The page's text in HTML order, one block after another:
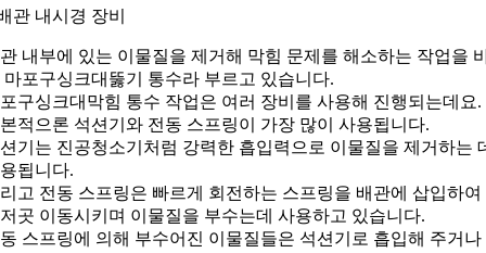
관 내시경 장비
내부에 있는 이물질을 제거해 막힘 문제를 해소하는 작업을
마포구싱크대뚫기 통수라 부르고 있습니다.
구싱크대막힘 통수 작업은 여러 장비를 사용해 진행되는데요.
적으론 석션기와 전동 스프링이 가장 많이 사용됩니다.
기는 진공청소기처럼 강력한 흡입력으로 이물질을 제거하는
됩니다.
고 전동 스프링은 빠르게 회전하는 스프링을 배관에 삽입하여
곳 이동시키며 이물질을 부수는데 사용하고 있습니다.
스프링에 의해 부수어진 이물질들은 석션기로 흡입해 주거나